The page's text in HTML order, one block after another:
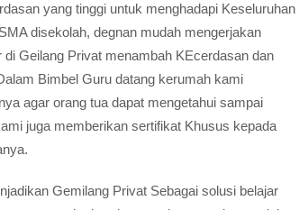
yang tinggi untuk menghadapi Keseluruhan
disekolah, degnan mudah mengerjakan
Geilang Privat menambah KEcerdasan dan
Bimbel Guru datang kerumah kami
agar orang tua dapat mengetahui sampai
juga memberikan sertifikat Khusus kepada
Gemilang Privat Sebagai solusi belajar